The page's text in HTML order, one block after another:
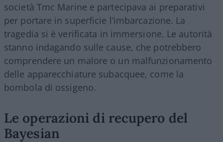
società Tmc Marine e partecipava ai preparativi
per portare in superficie l’imbarcazione. La
tragedia si è verificata in immersione. Le autorità
stanno indagando sulle cause, che potrebbero
comprendere un malore o un malfunzionamento
delle apparecchiature subacquee, come la
bombola di ossigeno.
Le operazioni di recupero del
Bayesian